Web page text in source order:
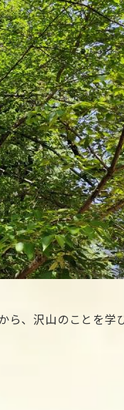
ら、沢山のことを学